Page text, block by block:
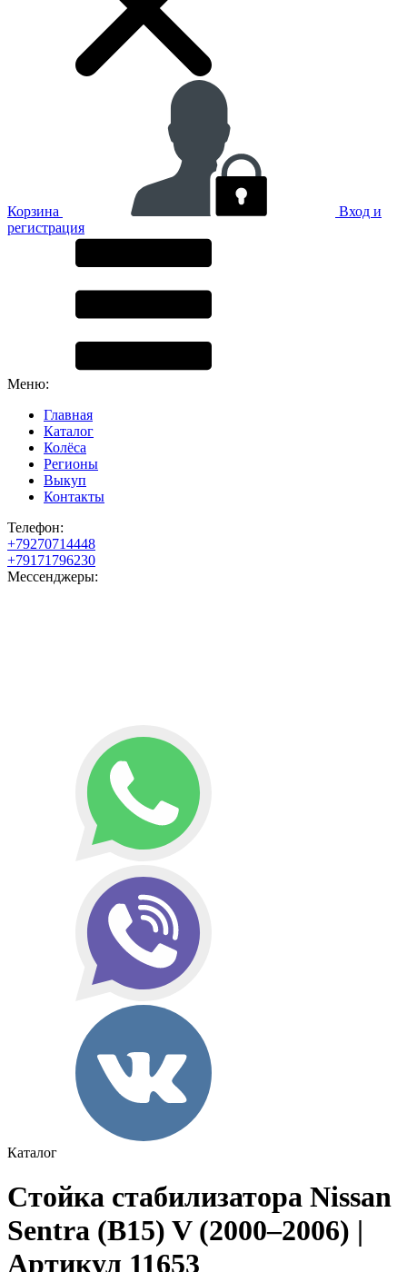
Корзина
Вход и
регистрация
Меню:
Главная
Каталог
Колёса
Регионы
Выкуп
Контакты
Телефон:
+79270714448
+79171796230
Мессенджеры:
Каталог
Стойка стабилизатора Nissan
Sentra (B15) V (2000–2006) |
Артикул 11653